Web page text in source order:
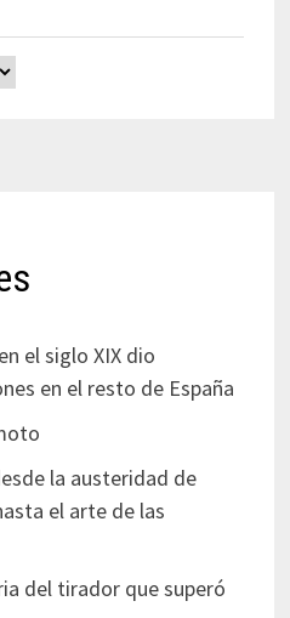
el siglo XIX dio
en el resto de España
la austeridad de
el arte de las
del tirador que superó